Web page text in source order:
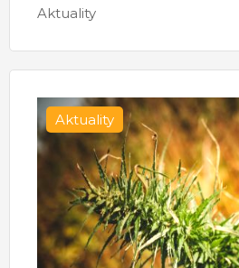
Aktuality
Aktuality